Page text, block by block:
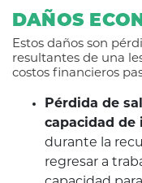
DAÑOS
Estos daños son
resultantes de una
costos financieros
Pérdida de
capacidad de
durante la
regresar a